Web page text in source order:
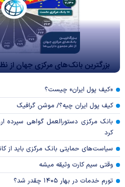
بزرگترین بانک‌های مرکزی جهان از
«کیف پول ایران» چیست؟
کیف پول ایران چیه؟/ موشن گرافیک
بانک مرکزی دستورالعمل گواهی سپرده
کرد
سیاست‌های حمایتی بانک مرکزی باید از
وقتی سیم کارت وثیقه میشه
تورم خدمات در بهار ۱۴۰۵ چقدر شد؟